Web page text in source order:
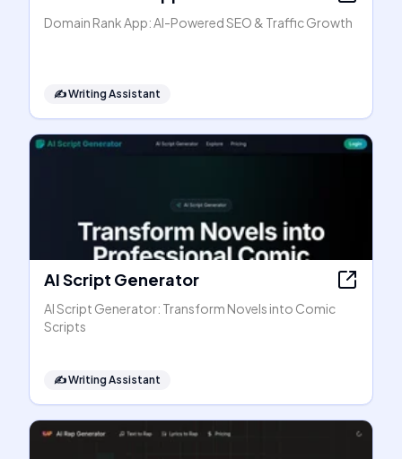
Domain Rank App: AI-Powered SEO & Traffic Growth
✍️Writing Assistant
AI Script Generator
AI Script Generator: Transform Novels into Comic
Scripts
✍️Writing Assistant